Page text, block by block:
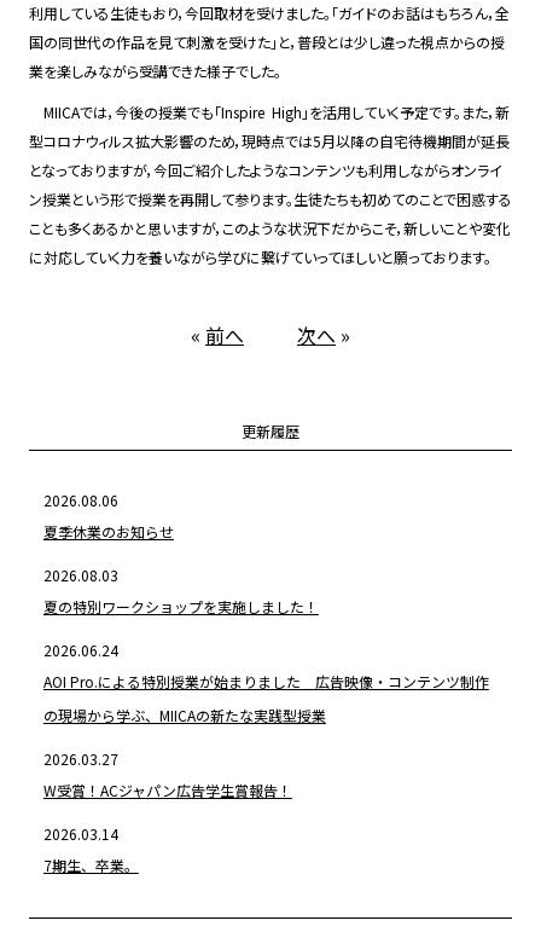
利用している生徒もおり，今回取材を受けました。「ガイドのお話はもちろん，全
国の同世代の作品を見て刺激を受けた」と，普段とは少し違った視点からの授
業を楽しみながら受講できた様子でした。
MIICAでは，今後の授業でも「Inspire High」を活用していく予定です。また，新
型コロナウィルス拡大影響のため，現時点では5月以降の自宅待機期間が延長
となっておりますが，今回ご紹介したようなコンテンツも利用しながらオンライ
ン授業という形で授業を再開して参ります。生徒たちも初めてのことで困惑する
ことも多くあるかと思いますが，このような状況下だからこそ，新しいことや変化
に対応していく力を養いながら学びに繋げていってほしいと願っております。
« 前へ 次へ »
更新履歴
2026.08.06
夏季休業のお知らせ
2026.08.03
夏の特別ワークショップを実施しました！
2026.06.24
AOI Pro.による特別授業が始まりました 広告映像・コンテンツ制作
の現場から学ぶ、MIICAの新たな実践型授業
2026.03.27
W受賞！ACジャパン広告学生賞報告！
2026.03.14
7期生、卒業。